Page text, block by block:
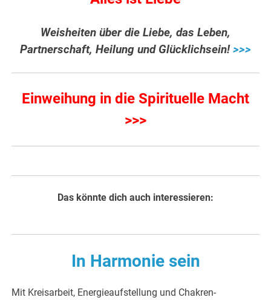
Weisheiten über die Liebe, das Leben,
Partnerschaft, Heilung und Glücklichsein!>>>
Einweihung in die Spirituelle Macht
>>>
Das könnte dich auch interessieren:
In Harmonie sein
Mit Kreisarbeit, Energieaufstellung und Chakren-